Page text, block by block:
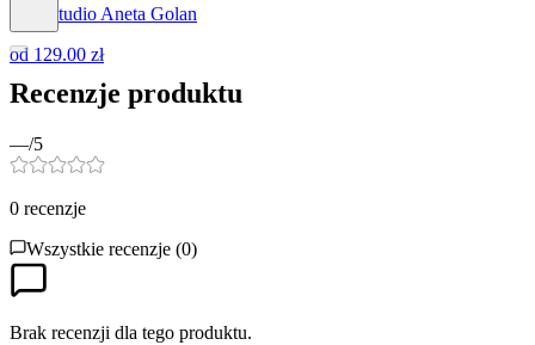
Hog Studio Aneta Golan
od 129.00 zł
Recenzje produktu
—/5
0 recenzje
Wszystkie recenzje (0)
Brak recenzji dla tego produktu.